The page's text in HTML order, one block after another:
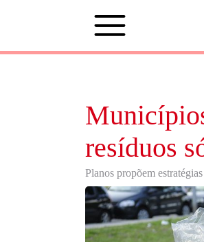
resíduos
Planos propõem